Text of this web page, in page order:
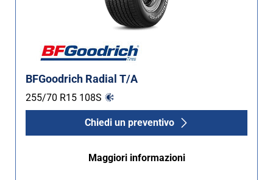
BFGoodrich Radial T/A
255/70 R15 108S
Chiedi un preventivo
Maggiori informazioni